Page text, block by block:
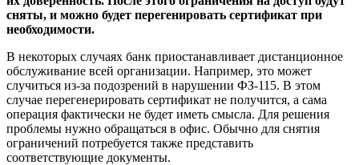
сняты, и можно будет перегенировать сертификат при
необходимости.
В некоторых случаях банк приостанавливает дистанционное
обслуживание всей организации. Например, это может
случиться из-за подозрений в нарушении ФЗ-115. В этом
случае перегенерировать сертификат не получится, а сама
операция фактически не будет иметь смысла. Для решения
проблемы нужно обращаться в офис. Обычно для снятия
ограничений потребуется также представить
соответствующие документы.